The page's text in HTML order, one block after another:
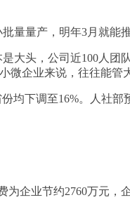
量量产，明年3月就能推
头，公司近100人团
微企业来说，往往能管
下调至16%。人社部
企业节约2760万元，